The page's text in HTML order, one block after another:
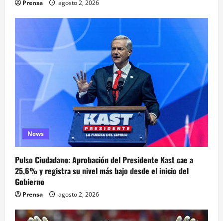
Prensa agosto 2, 2026
News
Pulso Ciudadano: Aprobación del Presidente Kast cae a
25,6% y registra su nivel más bajo desde el inicio del
Gobierno
Prensa agosto 2, 2026